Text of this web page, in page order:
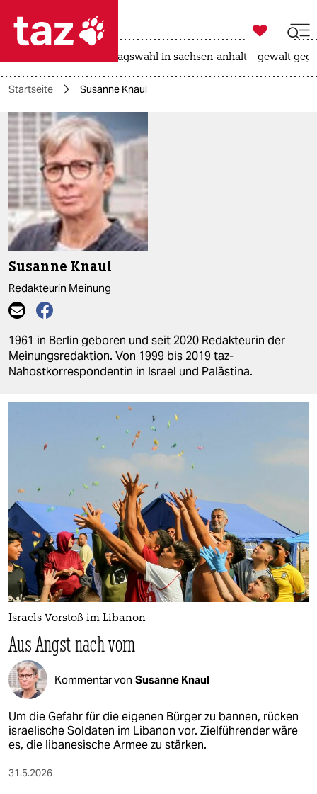
 taz zahl ich
taz zahl ich
themen
politik
öko
gesellschaft
kultur
sport
berlin
nord
wahrheit
shop
fragen & hilfe
unterstützen
abo
genossenschaft
epaper login

taz zahl ich
landtagswahl in sachsen-anhalt gewalt
Startseite Susanne Knaul
Susanne Knaul
Redakteurin Meinung
1961 in Berlin geboren und seit 2020 Redakteurin der
Meinungsredaktion. Von 1999 bis 2019 taz-
Nahostkorrespondentin in Israel und Palästina.
Israels Vorstoß im Libanon
Aus Angst nach vorn
Kommentar von Susanne Knaul
Um die Gefahr für die eigenen Bürger zu bannen, rücken
israelische Soldaten im Libanon vor. Zielführender wäre
es, die libanesische Armee zu stärken.
31.5.2026